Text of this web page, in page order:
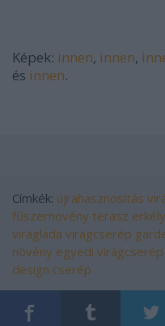
Képek: innen, innen,
és innen.
Címkék: újrahasznosítás
fűszernövény terasz erkély
virágláda virágcserép
növény egyedi virágcserép
design cserép